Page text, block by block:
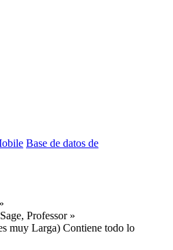
Base de datos de
»
Professor»
muy Larga) Contiene todo lo